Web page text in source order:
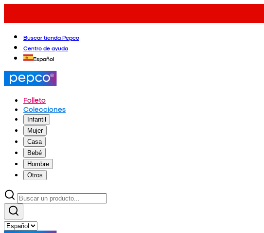
Buscar tienda Pepco
Centro de ayuda
Español
Folleto
Colecciones
Infantil
Mujer
Casa
Bebé
Hombre
Otros